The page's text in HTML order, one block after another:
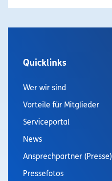
Quicklinks
Wer wir sind
Vorteile für Mitglieder
Serviceportal
News
Ansprechpartner (Presse)
Pressefotos